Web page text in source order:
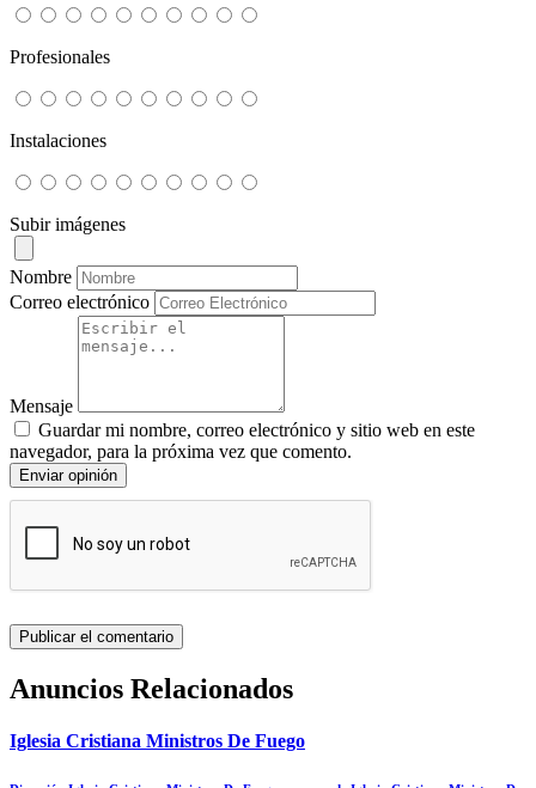
Profesionales
Instalaciones
Subir imágenes
Nombre
Correo electrónico
Mensaje
Guardar mi nombre, correo electrónico y sitio web en este
navegador, para la próxima vez que comento.
Enviar opinión
Anuncios Relacionados
Iglesia Cristiana Ministros De Fuego